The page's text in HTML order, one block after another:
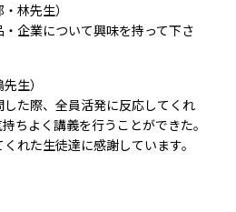
林先生）
企業について興味を持って下さ
生）
た際、全員活発に反応してくれ
ちよく講義を行うことができた。
れた生徒達に感謝しています。